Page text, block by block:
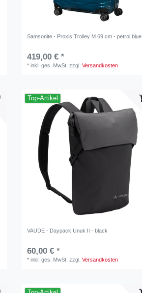
Samsonite - Proxis Trolley M 69 cm - petrol blue
419,00 € *
*inkl. ges. MwSt. zzgl.Versandkosten
Top-Artikel
VAUDE - Daypack Unuk II - black
60,00 € *
*inkl. ges. MwSt. zzgl.Versandkosten